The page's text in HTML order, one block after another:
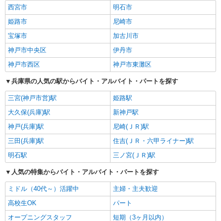
西宮市
明石市
姫路市
尼崎市
宝塚市
加古川市
神戸市中央区
伊丹市
神戸市西区
神戸市東灘区
兵庫県の人気の駅からバイト・アルバイト・パートを探す
三宮(神戸市営)駅
姫路駅
大久保(兵庫)駅
新神戸駅
神戸(兵庫)駅
尼崎(ＪＲ)駅
三田(兵庫)駅
住吉(ＪＲ・六甲ライナー)駅
明石駅
三ノ宮(ＪＲ)駅
人気の特集からバイト・アルバイト・パートを探す
ミドル（40代～）活躍中
主婦・主夫歓迎
高校生OK
パート
オープニングスタッフ
短期（3ヶ月以内）